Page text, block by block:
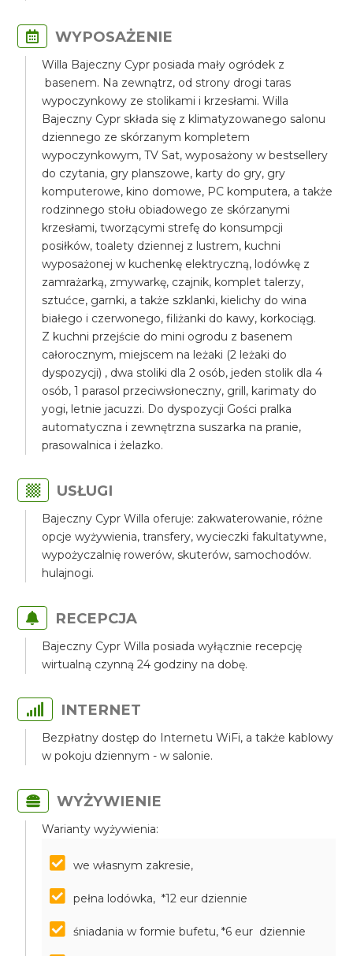
WYPOSAŻENIE
Willa Bajeczny Cypr posiada mały ogródek z
basenem. Na zewnątrz, od strony drogi taras
wypoczynkowy ze stolikami i krzesłami. Willa
Bajeczny Cypr składa się z klimatyzowanego salonu
dziennego ze skórzanym kompletem
wypoczynkowym, TV Sat, wyposażony w bestsellery
do czytania, gry planszowe, karty do gry, gry
komputerowe, kino domowe, PC komputera, a także
rodzinnego stołu obiadowego ze skórzanymi
krzesłami, tworzącymi strefę do konsumpcji
posiłków, toalety dziennej z lustrem, kuchni
wyposażonej w kuchenkę elektryczną, lodówkę z
zamrażarką, zmywarkę, czajnik, komplet talerzy,
sztućce, garnki, a także szklanki, kielichy do wina
białego i czerwonego, filiżanki do kawy, korkociąg.
Z kuchni przejście do mini ogrodu z basenem
całorocznym, miejscem na leżaki (2 leżaki do
dyspozycji) , dwa stoliki dla 2 osób, jeden stolik dla 4
osób, 1 parasol przeciwsłoneczny, grill, karimaty do
yogi, letnie jacuzzi. Do dyspozycji Gości pralka
automatyczna i zewnętrzna suszarka na pranie,
prasowalnica i żelazko.
USŁUGI
Bajeczny Cypr Willa oferuje: zakwaterowanie, różne
opcje wyżywienia, transfery, wycieczki fakultatywne,
wypożyczalnię rowerów, skuterów, samochodów.
hulajnogi.
RECEPCJA
Bajeczny Cypr Willa posiada wyłącznie recepcję
wirtualną czynną 24 godziny na dobę.
INTERNET
Bezpłatny dostęp do Internetu WiFi, a także kablowy
w pokoju dziennym - w salonie.
WYŻYWIENIE
Warianty wyżywienia:
we własnym zakresie,
pełna lodówka, *12 eur dziennie
śniadania w formie bufetu, *6 eur dziennie